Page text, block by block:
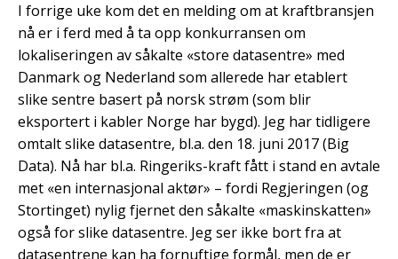
I forrige uke kom det en melding om at kraftbransjen
nå er i ferd med å ta opp konkurransen om
lokaliseringen av såkalte «store datasentre» med
Danmark og Nederland som allerede har etablert
slike sentre basert på norsk strøm (som blir
eksportert i kabler Norge har bygd). Jeg har tidligere
omtalt slike datasentre, bl.a. den 18. juni 2017 (Big
Data). Nå har bl.a. Ringeriks-kraft fått i stand en avtale
met «en internasjonal aktør» – fordi Regjeringen (og
Stortinget) nylig fjernet den såkalte «maskinskatten»
også for slike datasentre. Jeg ser ikke bort fra at
datasentrene kan ha fornuftige formål, men de er